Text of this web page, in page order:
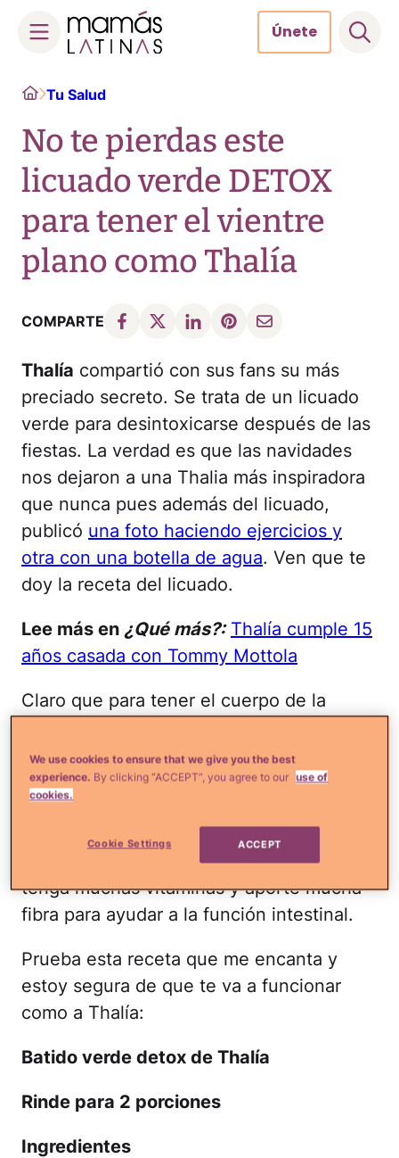
content
Únete
HomeTu Salud
No te pierdas este
licuado verde DETOX
para tener el vientre
plano como Thalía
COMPARTE
Thalía compartió con sus fans su más
preciado secreto. Se trata de un licuado
verde para desintoxicarse después de las
fiestas. La verdad es que las navidades
nos dejaron a una Thalia más inspiradora
que nunca pues además del licuado,
publicó una foto haciendo ejercicios y
otra con una botella de agua. Ven que te
doy la receta del licuado.
Lee más en ¿Qué más?: Thalía cumple 15
años casada con Tommy Mottola
Claro que para tener el cuerpo de la
genes de la cantante y también mucha
dedicación, pero por algo se empieza y
yo te propongo comenzar tus mañanas
María la del barrio, con un licuado o
batido verde que te llene de energía, que
tenga muchas vitaminas y aporte mucha
fibra para ayudar a la función intestinal.
Prueba esta receta que me encanta y
estoy segura de que te va a funcionar
como a Thalía:
Batido verde detox de Thalía
Rinde para 2 porciones
Ingredientes
We use cookies to ensure that we give you the best
experience. By clicking “ACCEPT”, you agree to our use of
cookies.
Cookie Settings ACCEPT